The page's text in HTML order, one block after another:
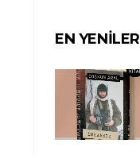
EN YENILER